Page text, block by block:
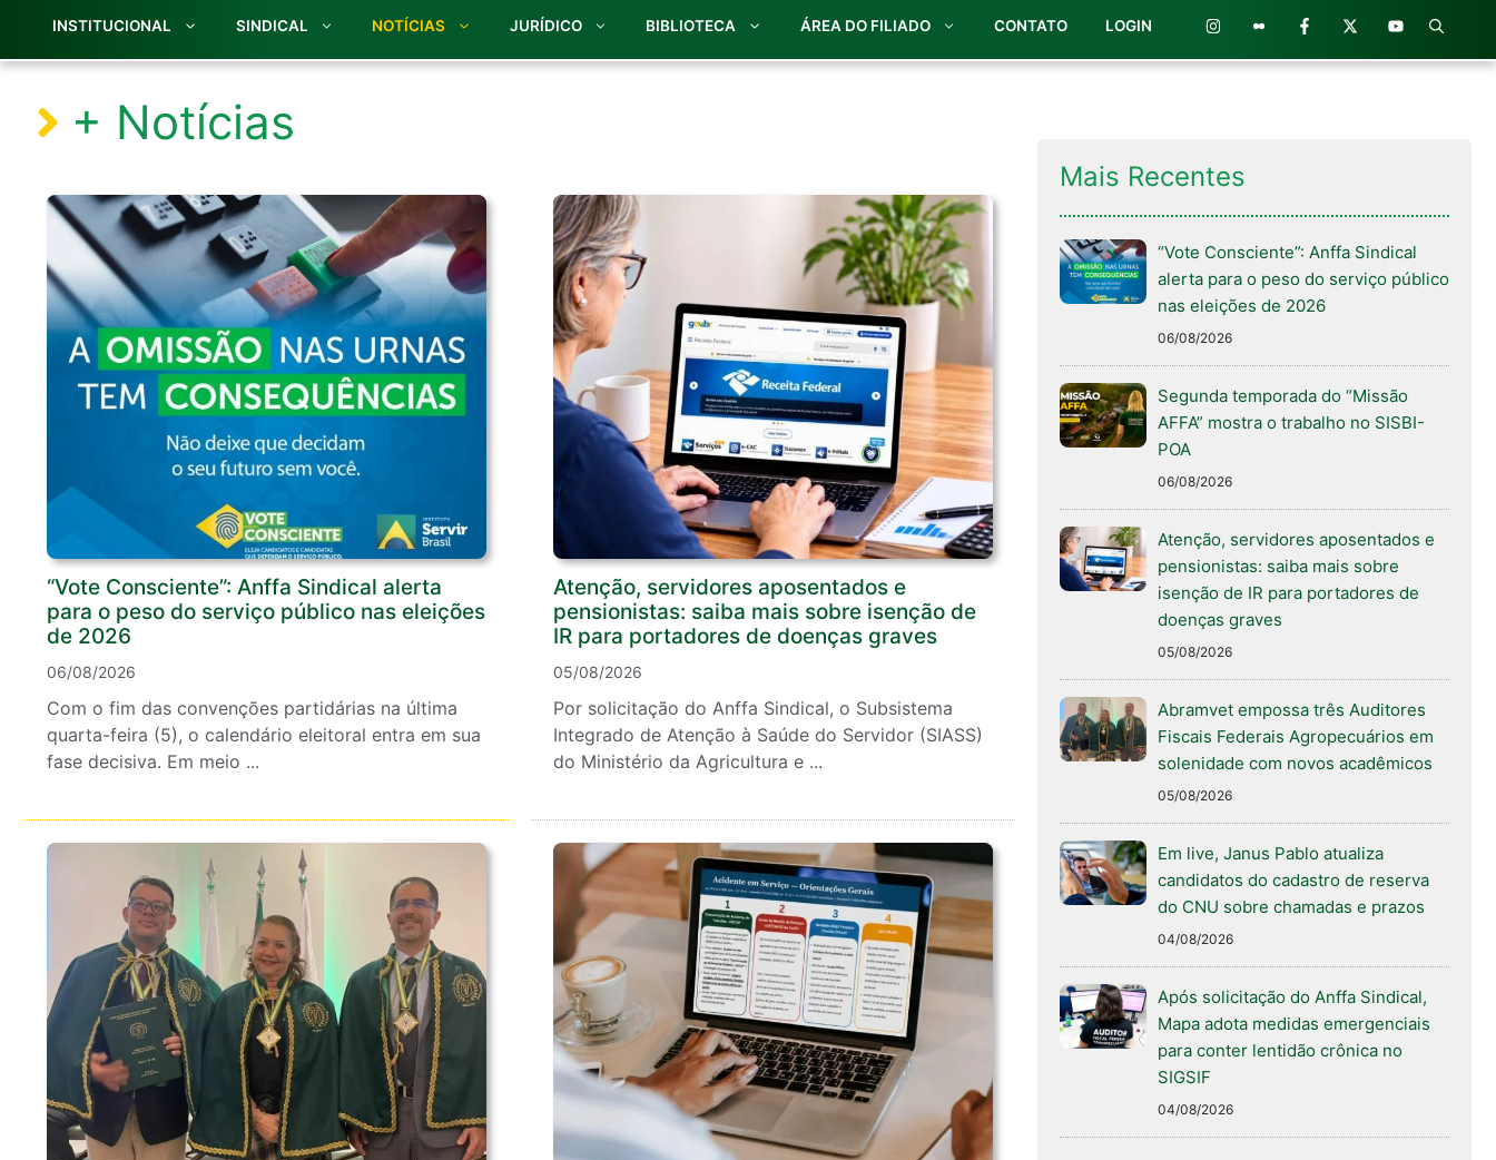
INSTITUCIONAL SINDICAL NOTÍCIAS JURÍDICO BIBLIOTECA ÁREA DO FILIADO CONTATO LOGIN
+ Notícias
“Vote Consciente”: Anffa Sindical alerta
para o peso do serviço público nas eleições
de 2026
06/08/2026
Com o fim das convenções partidárias na última
quarta-feira (5), o calendário eleitoral entra em sua
fase decisiva. Em meio ...
Atenção, servidores aposentados e
pensionistas: saiba mais sobre isenção de
IR para portadores de doenças graves
05/08/2026
Por solicitação do Anffa Sindical, o Subsistema
Integrado de Atenção à Saúde do Servidor (SIASS)
do Ministério da Agricultura e ...
Mais Recentes
“Vote Consciente”: Anffa Sindical
alerta para o peso do serviço público
nas eleições de 2026
06/08/2026
Segunda temporada do “Missão
AFFA” mostra o trabalho no SISBI-
POA
06/08/2026
Atenção, servidores aposentados e
pensionistas: saiba mais sobre
isenção de IR para portadores de
doenças graves
05/08/2026
Abramvet empossa três Auditores
Fiscais Federais Agropecuários em
solenidade com novos acadêmicos
05/08/2026
Em live, Janus Pablo atualiza
candidatos do cadastro de reserva
do CNU sobre chamadas e prazos
04/08/2026
Após solicitação do Anffa Sindical,
Mapa adota medidas emergenciais
para conter lentidão crônica no
SIGSIF
04/08/2026